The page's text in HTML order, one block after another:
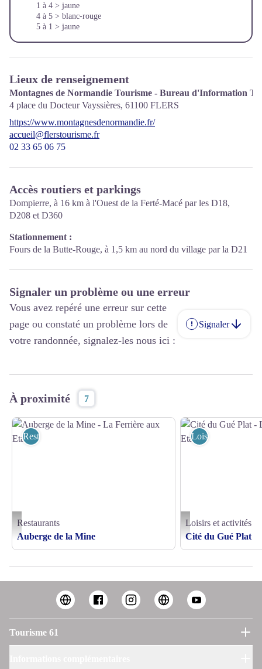
1 à 4 > jaune
4 à 5 > blanc-rouge
5 à 1 > jaune
Lieux de renseignement
Montagnes de Normandie Tourisme - Bureau d'Information
4 place du Docteur Vayssières, 61100 FLERS
https://www.montagnesdenormandie.fr/
accueil@flerstourisme.fr
02 33 65 06 75
Accès routiers et parkings
Dompierre, à 16 km à l'Ouest de la Ferté-Macé par les D18,
D208 et D360
Stationnement :
Fours de la Butte-Rouge, à 1,5 km au nord du village par la D21
Signaler un problème ou une erreur
Vous avez repéré une erreur sur cette
page ou constaté un problème lors de
votre randonnée, signalez-les nous ici :
Signaler
À proximité 7
Auberge de la Mine - La Ferrière aux Etangs - ©M.NOBIS
Restaurants
Restaurants
Auberge de la Mine
Cité du Gué Plat - La
Loisirs et activités
Loisirs et activités
Cité du Gué Plat
Tourisme 61